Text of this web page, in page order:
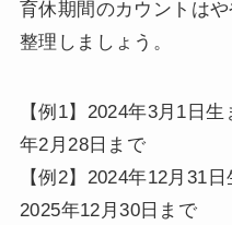
育休期間のカウントは
整理しましょう。
【例1】2024年3月1
年2月28日まで
【例2】2024年12月
2025年12月30日まで